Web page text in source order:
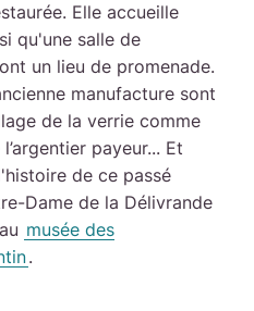
Elle accueille
qu'une salle de
un lieu de promenade.
manufacture sont
de la verrie comme
payeur... Et
de ce passé
Dame de la Délivrande
musée des
.